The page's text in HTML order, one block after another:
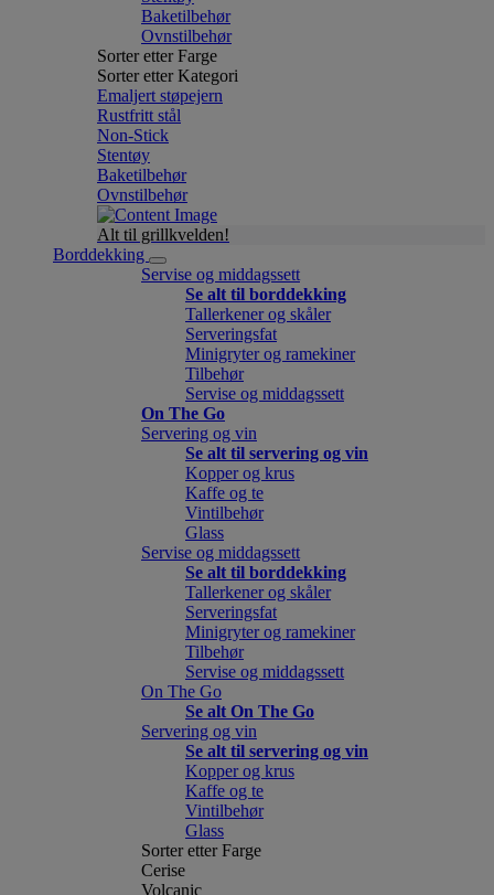
Baketilbehør
Ovnstilbehør
Sorter etter Farge
Sorter etter Kategori
Emaljert støpejern
Rustfritt stål
Non-Stick
Stentøy
Baketilbehør
Ovnstilbehør
Alt til grillkvelden!
Borddekking
Servise og middagssett
Se alt til borddekking
Tallerkener og skåler
Serveringsfat
Minigryter og ramekiner
Tilbehør
Servise og middagssett
On The Go
Servering og vin
Se alt til servering og vin
Kopper og krus
Kaffe og te
Vintilbehør
Glass
Servise og middagssett
Se alt til borddekking
Tallerkener og skåler
Serveringsfat
Minigryter og ramekiner
Tilbehør
Servise og middagssett
On The Go
Se alt On The Go
Servering og vin
Se alt til servering og vin
Kopper og krus
Kaffe og te
Vintilbehør
Glass
Sorter etter Farge
Cerise
Volcanic